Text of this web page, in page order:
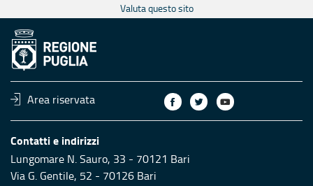
Valuta questo sito
Area riservata
Contatti e indirizzi
Lungomare N. Sauro, 33 - 70121 Bari
Via G. Gentile, 52 - 70126 Bari